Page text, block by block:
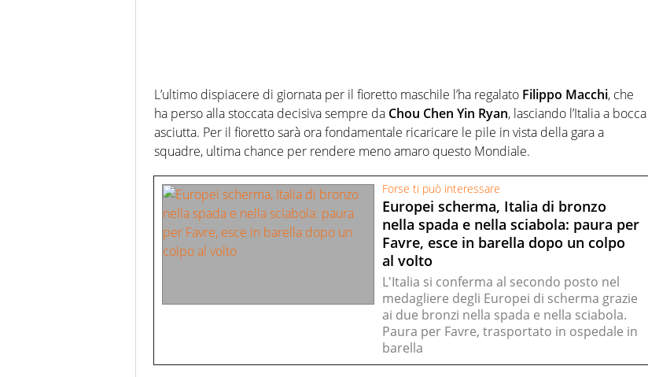
L’ultimo dispiacere di giornata per il fioretto maschile l’ha regalato Filippo Macchi, che
ha perso alla stoccata decisiva sempre da Chou Chen Yin Ryan, lasciando l’Italia a bocca
asciutta. Per il fioretto sarà ora fondamentale ricaricare le pile in vista della gara a
squadre, ultima chance per rendere meno amaro questo Mondiale.
Forse ti può interessare
Europei scherma, Italia di bronzo
nella spada e nella sciabola: paura per
Favre, esce in barella dopo un colpo
al volto
L'Italia si conferma al secondo posto nel
medagliere degli Europei di scherma grazie
ai due bronzi nella spada e nella sciabola.
Paura per Favre, trasportato in ospedale in
barella